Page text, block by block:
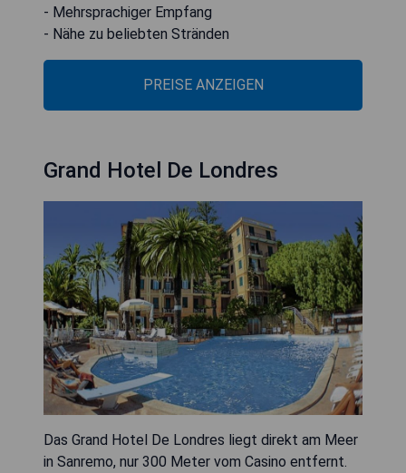
- Mehrsprachiger Empfang
- Nähe zu beliebten Stränden
PREISE ANZEIGEN
Grand Hotel De Londres
Das Grand Hotel De Londres liegt direkt am Meer
in Sanremo, nur 300 Meter vom Casino entfernt.